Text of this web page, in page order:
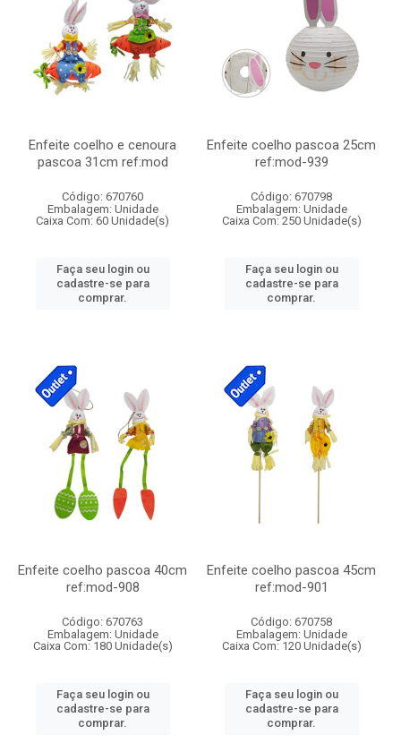
Enfeite coelho e cenoura
pascoa 31cm ref:mod
Código: 670760
Embalagem: Unidade
Caixa Com: 60 Unidade(s)
Faça seu login ou
cadastre-se para
comprar.
Enfeite coelho pascoa 25cm
ref:mod-939
Código: 670798
Embalagem: Unidade
Caixa Com: 250 Unidade(s)
Faça seu login ou
cadastre-se para
comprar.
Enfeite coelho pascoa 40cm
ref:mod-908
Código: 670763
Embalagem: Unidade
Caixa Com: 180 Unidade(s)
Faça seu login ou
cadastre-se para
comprar.
Enfeite coelho pascoa 45cm
ref:mod-901
Código: 670758
Embalagem: Unidade
Caixa Com: 120 Unidade(s)
Faça seu login ou
cadastre-se para
comprar.